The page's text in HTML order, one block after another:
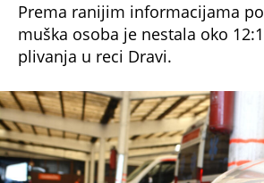
Prema ranijim informacijama
muška osoba je nestala oko
plivanja u reci Dravi.